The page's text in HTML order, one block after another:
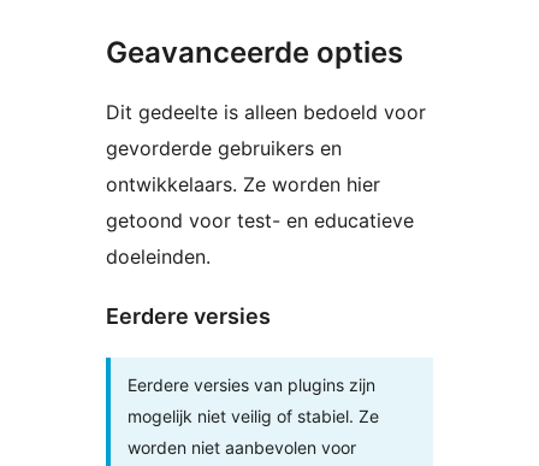
Geavanceerde opties
Dit gedeelte is alleen bedoeld voor
gevorderde gebruikers en
ontwikkelaars. Ze worden hier
getoond voor test- en educatieve
doeleinden.
Eerdere versies
Eerdere versies van plugins zijn
mogelijk niet veilig of stabiel. Ze
worden niet aanbevolen voor